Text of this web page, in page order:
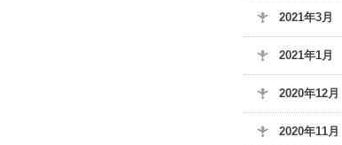
2021年3月
2021年1月
2020年12月
2020年11月